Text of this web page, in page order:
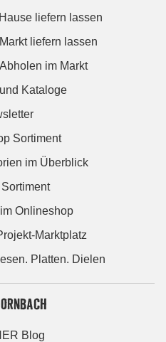
liefern lassen
liefern lassen
im Markt
Kataloge
Sortiment
im Überblick
Onlineshop
Marktplatz
Platten. Dielen
Blog